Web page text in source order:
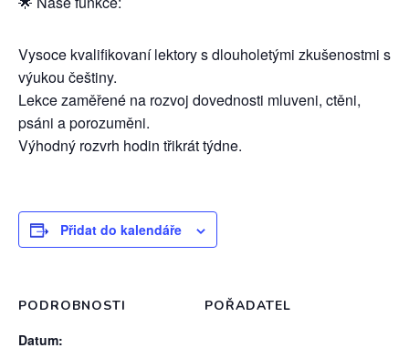
Vysoce kvalifikovaní lektory s dlouholetými zkušenostmi s
výukou češtiny.
Lekce zaměřené na rozvoj dovednosti mluveni, ctěni,
psáni a porozuměni.
Výhodný rozvrh hodin třikrát týdne.
Přidat do kalendáře
PODROBNOSTI
Datum:
POŘADATEL